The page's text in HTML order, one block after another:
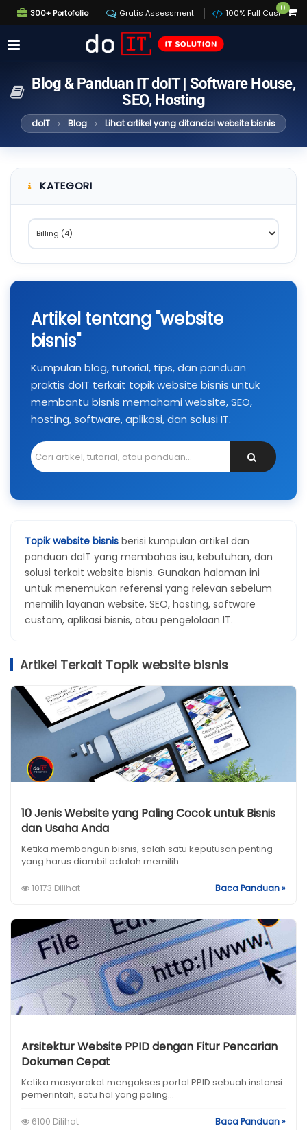
300+ Portofolio Gratis Assessment 100% Full Custom
0
Blog & Panduan IT doIT | Software House,
SEO, Hosting
doIT Blog Lihat artikel yang ditandai website bisnis
KATEGORI
Artikel tentang "website
bisnis"
Kumpulan blog, tutorial, tips, dan panduan
praktis doIT terkait topik website bisnis untuk
membantu bisnis memahami website, SEO,
hosting, software, aplikasi, dan solusi IT.
Topik website bisnis berisi kumpulan artikel dan
panduan doIT yang membahas isu, kebutuhan, dan
solusi terkait website bisnis. Gunakan halaman ini
untuk menemukan referensi yang relevan sebelum
memilih layanan website, SEO, hosting, software
custom, aplikasi bisnis, atau pengelolaan IT.
Artikel Terkait Topik website bisnis
10 Jenis Website yang Paling Cocok untuk Bisnis
dan Usaha Anda
Ketika membangun bisnis, salah satu keputusan penting
yang harus diambil adalah memilih...
10173 Dilihat Baca Panduan »
Arsitektur Website PPID dengan Fitur Pencarian
Dokumen Cepat
Ketika masyarakat mengakses portal PPID sebuah instansi
pemerintah, satu hal yang paling...
6100 Dilihat Baca Panduan »